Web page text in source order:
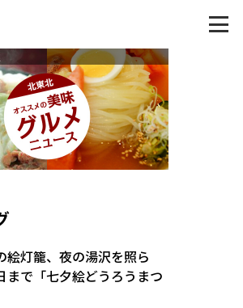
絵灯籠、夜の湯沢を照ら
で「七夕絵どうろうまつ